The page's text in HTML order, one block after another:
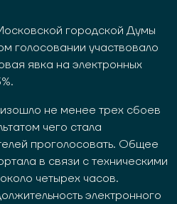
городской Думы
голосовании участвовало
явка на электронных
не менее трех сбоев
чего стала
проголосовать. Общее
в связи с техническими
четырех часов.
электронного